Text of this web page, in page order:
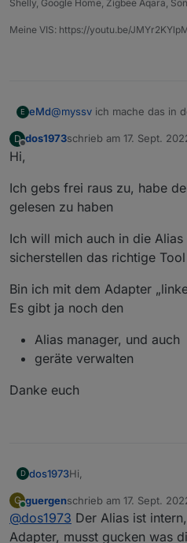
Shelly, Google Home, Zigbee Aqara,
Meine VIS: https://youtu.be/
E eMd@myssv ich mache das in
MfG
D dos1973schrieb am 17. Sept.
zuletzt editiert von
Hi,
Ich gebs frei raus zu, habe
gelesen zu haben
Ich will mich auch in die
sicherstellen das richtige
Bin ich mit dem Adapter
Es gibt ja noch den
Alias manager, und auch
geräte verwalten
Danke euch
D dos1973Hi,
Ich gebs frei raus zu,
ganzen gelesen zu
Ich will mich auch in die
G
Online
guergenschrieb am 17. Sept.
zuletzt editiert von
@dos1973 Der Alias ist
Adapter, musst gucken was